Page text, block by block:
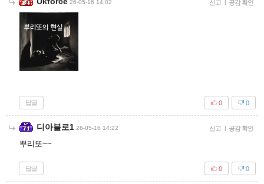
26-05-16 14:02 신고 | 공감 확인
답글 0
0
디아블로1 26-05-16 14:22 신고 | 공감 확인
뿌리또~~
답글 0
0